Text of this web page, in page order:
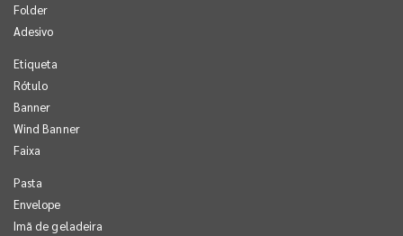
Folder
Adesivo
Etiqueta
Rótulo
Banner
Wind Banner
Faixa
Pasta
Envelope
Imã de geladeira